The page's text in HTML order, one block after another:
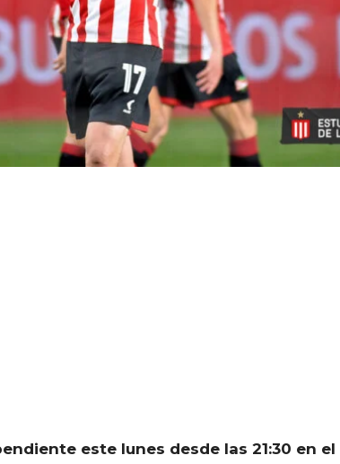
este lunes desde las 21:30 en el